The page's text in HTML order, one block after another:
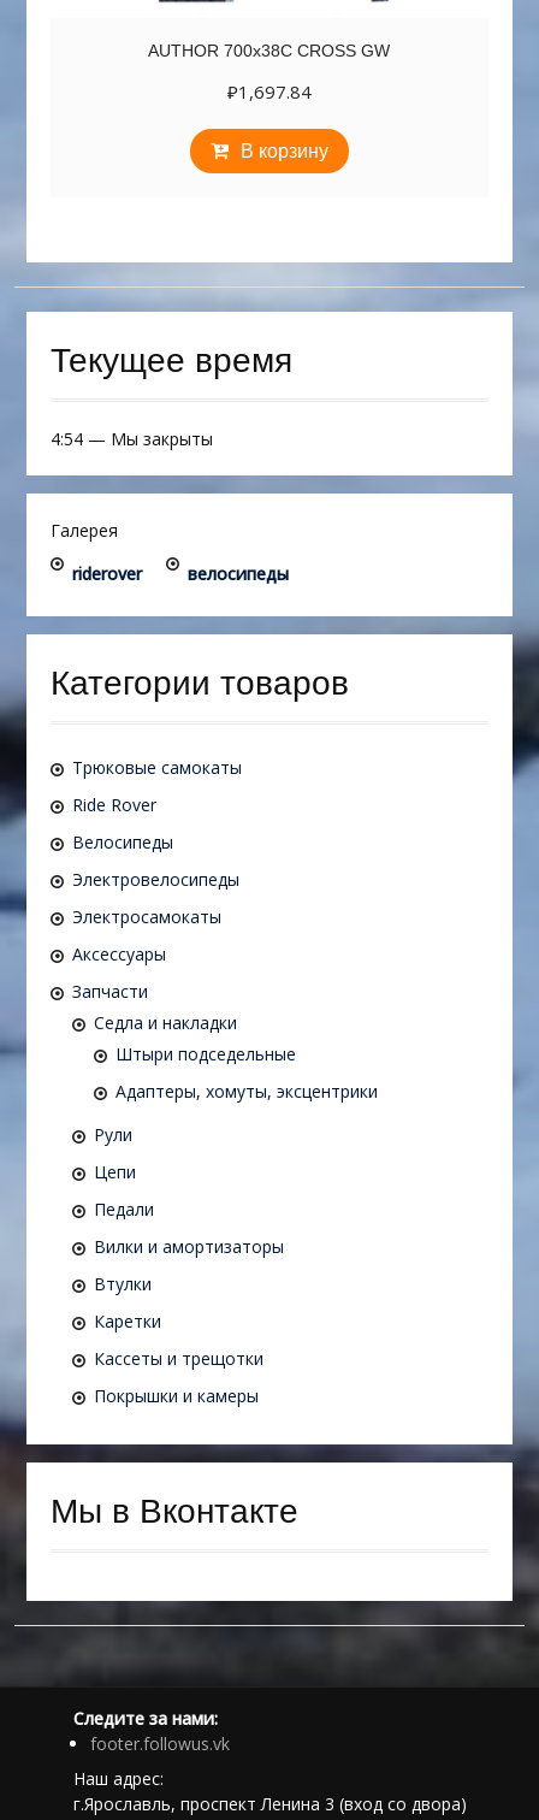
AUTHOR 700х38C CROSS GW
₽1,697.84
В корзину
Текущее время
4:54— Мы закрыты
Галерея
riderover
велосипеды
Категории товаров
Трюковые самокаты
Ride Rover
Велосипеды
Электровелосипеды
Электросамокаты
Аксессуары
Запчасти
Седла и накладки
Штыри подседельные
Адаптеры, хомуты, эксцентрики
Рули
Цепи
Педали
Вилки и амортизаторы
Втулки
Каретки
Кассеты и трещотки
Покрышки и камеры
Мы в Вконтакте
Следите за нами:
footer.followus.vk
Наш адрес:
г.Ярославль, проспект Ленина 3 (вход со двора)